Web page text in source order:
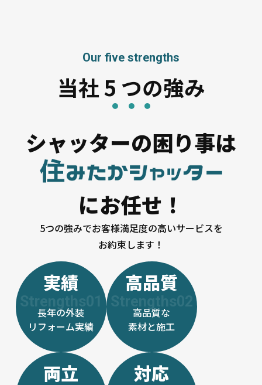
Our five strengths
当社 5 つの強み
シャッターの困り事は
にお任せ！
5つの強みでお客様満足度の高いサービスを
お約束します！
実績
長年の外装
リフォーム実績
高品質
高品質な
素材と施工
両立 対応